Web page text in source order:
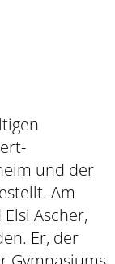
und der
Am
Ascher,
Er, der